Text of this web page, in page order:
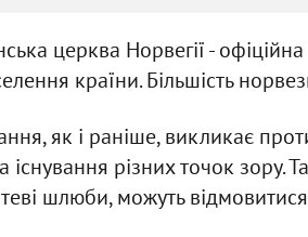
церква Норвегії -
країни. Більшість
як і раніше, викликає
існування різних точок зору.
шлюби, можуть